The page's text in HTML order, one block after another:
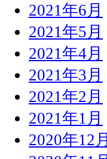
2021年6月
2021年5月
2021年4月
2021年3月
2021年2月
2021年1月
2020年12月